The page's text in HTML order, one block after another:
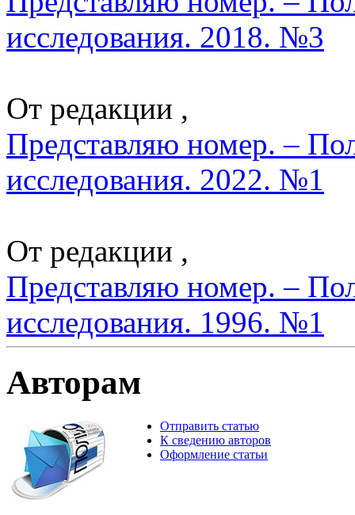
исследования. 2018. №3
От редакции ,
Представляю номер. –
исследования. 2022. №1
От редакции ,
Представляю номер. –
исследования. 1996. №1
Авторам
Отправить статью
К сведению авторов
Оформление статьи